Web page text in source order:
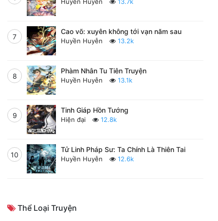
7
Cao võ: xuyên không tới vạn năm sau
Huyền Huyễn 13.2k
8
Phàm Nhân Tu Tiên Truyện
Huyền Huyễn 13.1k
9
Tinh Giáp Hồn Tướng
Hiện đại 12.8k
10
Tử Linh Pháp Sư: Ta Chính Là Thiên Tai
Huyền Huyễn 12.6k
Thể Loại Truyện